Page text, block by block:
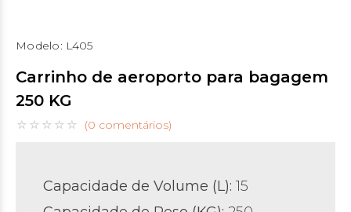
Modelo: L405
Carrinho de aeroporto para bagagem
250 KG
(0 comentários)
Capacidade de Volume (L): 15